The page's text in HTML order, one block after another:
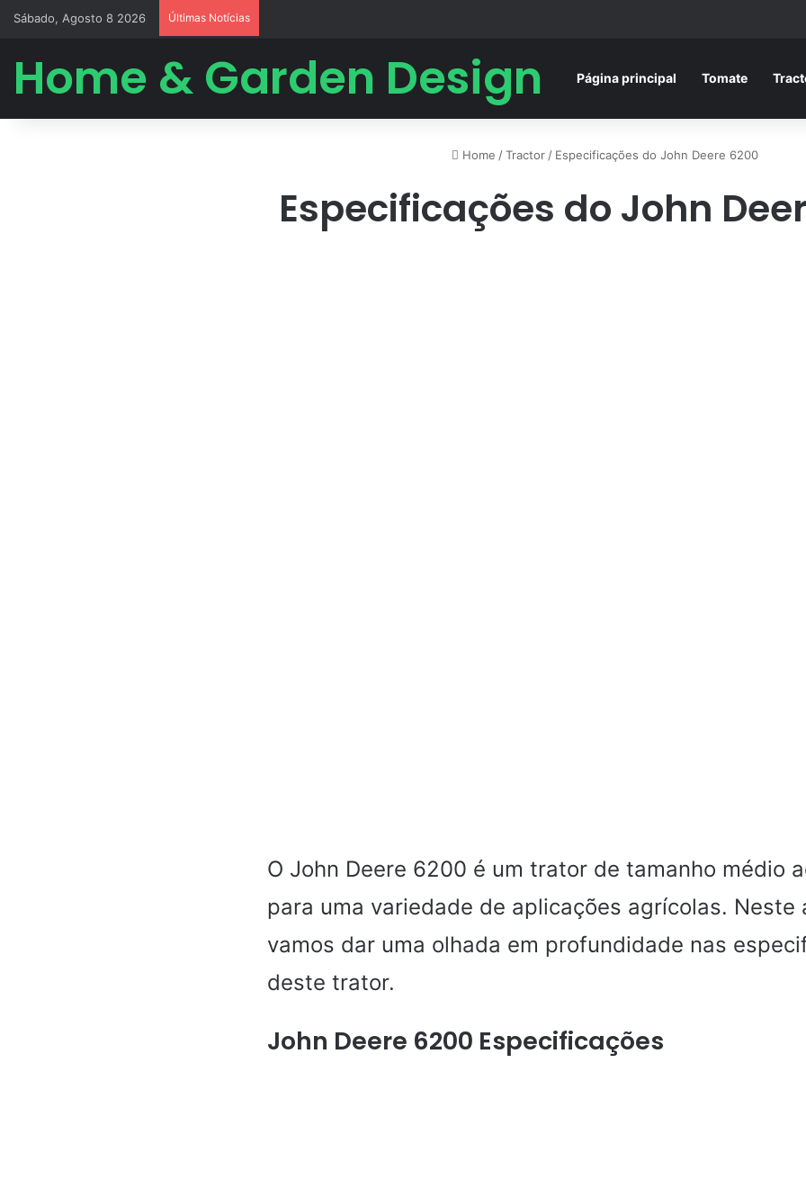
Sábado, Agosto 8 2026 Últimas Notícias
Home & Garden Design Página principal Tomate
Home / Tractor / Especificações do John Deere 6200
Especificações do John
O John Deere 6200 é um trator de tamanho médio
para uma variedade de aplicações agrícolas. Neste
vamos dar uma olhada em profundidade nas
deste trator.
John Deere 6200 Especificações